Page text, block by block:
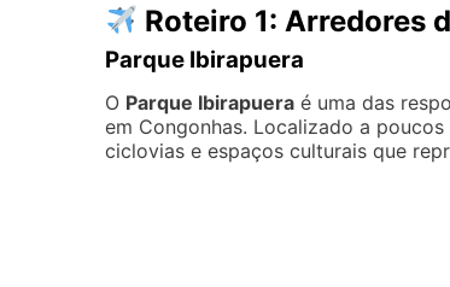
Roteiro 1: Arredores
Parque Ibirapuera
O Parque Ibirapuera é uma das
em Congonhas. Localizado a
ciclovias e espaços culturais que